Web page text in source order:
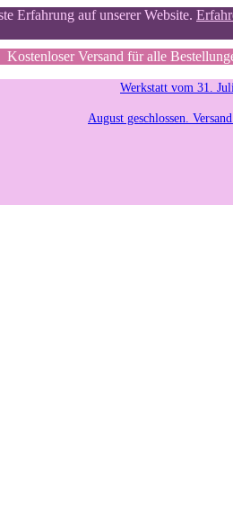
Erfahrung auf unserer Website.
Kostenloser Versand für alle
Werkstatt vom 31.
August geschlossen.